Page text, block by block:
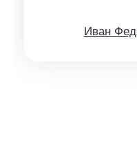
Иван